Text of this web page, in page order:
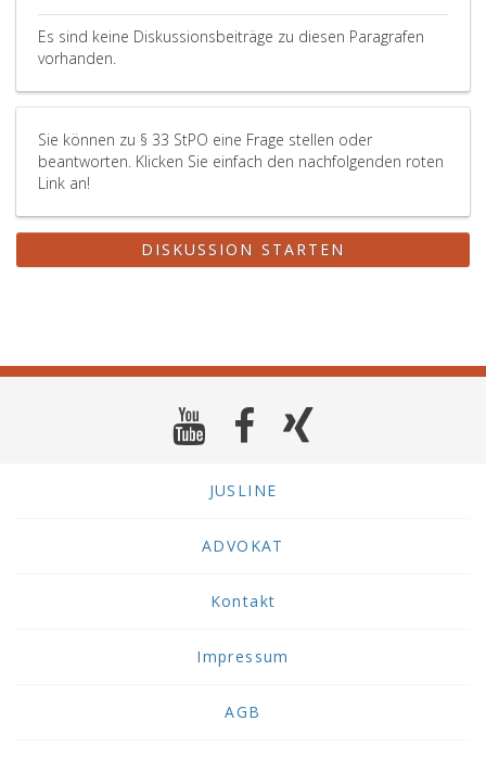
Es sind keine Diskussionsbeiträge zu diesen Paragrafen
vorhanden.
Sie können zu § 33 StPO eine Frage stellen oder
beantworten. Klicken Sie einfach den nachfolgenden roten
Link an!
DISKUSSION STARTEN
JUSLINE
ADVOKAT
Kontakt
Impressum
AGB